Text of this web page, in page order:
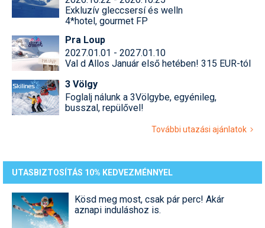
Exkluzív gleccsersí és welln
4*hotel, gourmet FP
Pra Loup
2027.01.01 - 2027.01.10
Val d Allos Január első hetében! 315 EUR-tól
3 Völgy
Foglalj nálunk a 3Völgybe, egyénileg,
busszal, repülővel!
További utazási ajánlatok
UTASBIZTOSÍTÁS 10% KEDVEZMÉNNYEL
Kösd meg most, csak pár perc! Akár
aznapi induláshoz is.